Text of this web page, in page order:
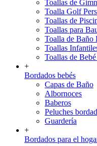
Toallas de
Toalla Golf
Toallas de
Toallas para
Toalla de Baño
Toallas
Toallas de
+
Bordados bebés
Capas de Baño
Albornoces
Baberos
Peluches
Guardería
+
Bordados para el